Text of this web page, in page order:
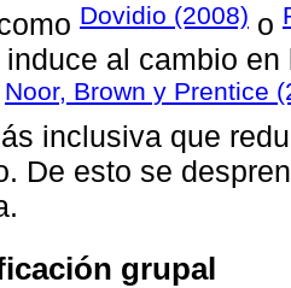
Dovidio (2008) o
al cambio
Noor, Brown y Prentice
inclusiva que
De esto se
grupal